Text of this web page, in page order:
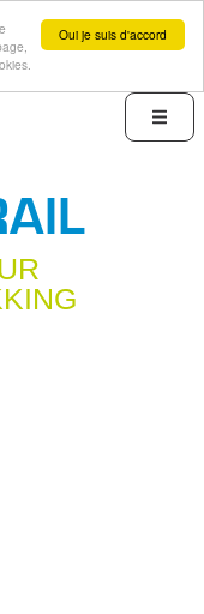
Oui je suis d'accord
Menu